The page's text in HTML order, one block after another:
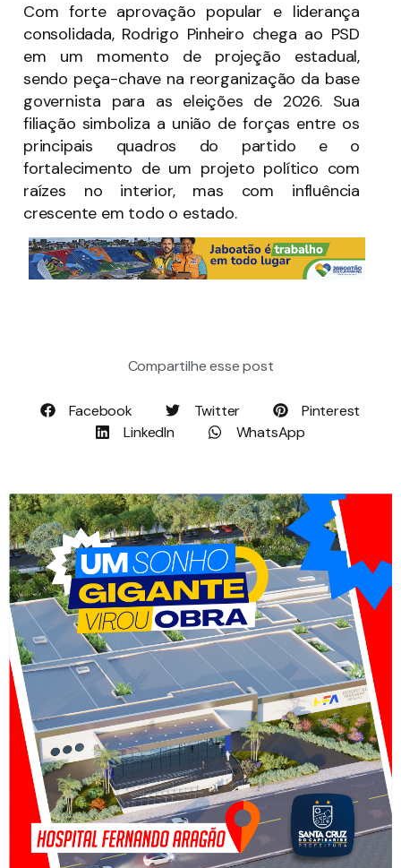
Com forte aprovação popular e liderança
consolidada, Rodrigo Pinheiro chega ao PSD
em um momento de projeção estadual,
sendo peça-chave na reorganização da base
governista para as eleições de 2026. Sua
filiação simboliza a união de forças entre os
principais quadros do partido e o
fortalecimento de um projeto político com
raízes no interior, mas com influência
crescente em todo o estado.
Compartilhe esse post
Facebook Twitter
Pinterest
LinkedIn
WhatsApp